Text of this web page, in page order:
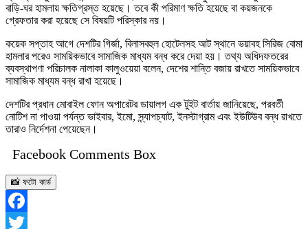
বাড়ি-ঘর হামলায় ক্ষতিগ্রস্ত হয়েছে। তবে কী পরিমাণ ক্ষতি হয়েছে বা কয়জনকে
গ্রেফতার করা হয়েছে সে বিষয়টি পরিস্কার নয়।
কয়েক সপ্তাহ আগে দেশটির গির্জা, বিলাসবহুল হোটেলসহ আট স্থানে ভয়াবহ সিরিজ বোমা
হামলার পরেও সাময়িকভাবে সামাজিক মাধ্যম বন্ধ করে দেয়া হয়। তথ্য অধিদফতরের
ব্যবস্থাপণা পরিচালক নালাকা কালুওয়েয়া বলেন, দেশের শান্তি বজায় রাখতে সাময়িকভাবে
সামাজিক মাধ্যম বন্ধ রাখা হয়েছে।
দেশটির প্রধান মোবাইল ফোন অপারেটর ডায়ালগ এক টুইট বার্তায় জানিয়েছে, পরবর্তী
নোটিশ না পাওয়া পর্যন্ত ভাইবার, ইমো, স্ন্যাপচ্যাট, ইনস্টাগ্রাম এবং ইউটিউব বন্ধ রাখতে
তারাও নির্দেশনা পেয়েছেন।
Facebook Comments Box
📸 ফটো কার্ড
Facebook